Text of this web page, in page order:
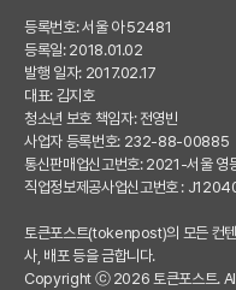
등록번호: 서울 아 52481
등록일: 2018.01.02
발행 일자: 2017.02.17
대표: 김지호
청소년 보호 책임자: 전영빈
사업자 등록번호: 232-88-00885
통신판매업신고번호: 2021-서울
직업정보제공사업신고번호 :
토큰포스트(tokenpost)의 모든 컨텐
사, 배포 등을 금합니다.
Copyright ⓒ 2026 토큰포스트.